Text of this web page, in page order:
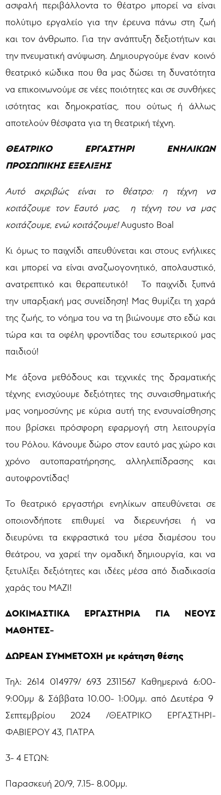
ασφαλή περιβάλλοντα το θέατρο μπορεί να είναι
πολύτιμο εργαλείο για την έρευνα πάνω στη ζωή
και τον άνθρωπο. Για την ανάπτυξη δεξιοτήτων και
την πνευματική ανύψωση. Δημιουργούμε έναν κοινό
θεατρικό κώδικα που θα μας δώσει τη δυνατότητα
να επικοινωνούμε σε νέες ποιότητες και σε συνθήκες
ισότητας και δημοκρατίας, που ούτως ή άλλως
αποτελούν θέσφατα για τη θεατρική τέχνη.
ΘΕΑΤΡΙΚΟ ΕΡΓΑΣΤΗΡΙ ΕΝΗΛΙΚΩΝ
ΠΡΟΣΩΠΙΚΗΣ ΕΞΕΛΙΞΗΣ
Αυτό ακριβώς είναι το θέατρο: η τέχνη να
κοιτάζουμε τον Εαυτό μας, η τέχνη του να μας
κοιτάζουμε, ενώ κοιτάζουμε!Augusto Boal
Κι όμως το παιχνίδι απευθύνεται και στους ενήλικες
και μπορεί να είναι αναζωογονητικό, απολαυστικό,
ανατρεπτικό και θεραπευτικό! Το παιχνίδι ξυπνά
την υπαρξιακή μας συνείδηση! Μας θυμίζει τη χαρά
της ζωής, το νόημα του να τη βιώνουμε στο εδώ και
τώρα και τα οφέλη φροντίδας του εσωτερικού μας
παιδιού!
Με άξονα μεθόδους και τεχνικές της δραματικής
τέχνης ενισχύουμε δεξιότητες της συναισθηματικής
μας νοημοσύνης με κύρια αυτή της ενσυναίσθησης
που βρίσκει πρόσφορη εφαρμογή στη λειτουργία
του Ρόλου. Κάνουμε δώρο στον εαυτό μας χώρο και
χρόνο αυτοπαρατήρησης, αλληλεπίδρασης και
αυτοφροντίδας!
Το θεατρικό εργαστήρι ενηλίκων απευθύνεται σε
οποιονδήποτε επιθυμεί να διερευνήσει ή να
διευρύνει τα εκφραστικά του μέσα διαμέσου του
θεάτρου, να χαρεί την ομαδική δημιουργία, και να
ξετυλίξει δεξιότητες και ιδέες μέσα από διαδικασία
χαράς του ΜΑΖΙ!
ΔΟΚΙΜΑΣΤΙΚΑ ΕΡΓΑΣΤΗΡΙΑ ΓΙΑ ΝΕΟΥΣ
ΜΑΘΗΤΕΣ-
ΔΩΡΕΑΝ ΣΥΜΜΕΤΟΧΗ με κράτηση θέσης
Τηλ: 2614 014979/ 693 2311567 Καθημερινά 6:00-
9:00μμ & Σάββατα 10.00- 1:00μμ. από Δευτέρα 9
Σεπτεμβρίου 2024 /ΘΕΑΤΡΙΚΟ ΕΡΓΑΣΤΗΡΙ-
ΦΑΒΙΕΡΟΥ 43, ΠΑΤΡΑ
3- 4 ΕΤΩΝ:
Παρασκευή 20/9, 7.15- 8.00μμ.